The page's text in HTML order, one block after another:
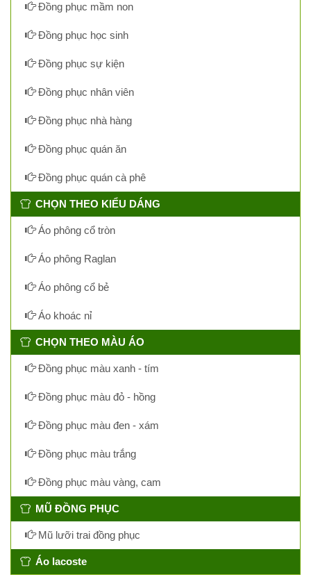
Đồng phục mầm non
Đồng phục học sinh
Đồng phục sự kiện
Đồng phục nhân viên
Đồng phục nhà hàng
Đồng phục quán ăn
Đồng phục quán cà phê
CHỌN THEO KIỂU DÁNG
Áo phông cổ tròn
Áo phông Raglan
Áo phông cổ bẻ
Áo khoác nỉ
CHỌN THEO MÀU ÁO
Đồng phục màu xanh - tím
Đồng phục màu đỏ - hồng
Đồng phục màu đen - xám
Đồng phục màu trắng
Đồng phục màu vàng, cam
MŨ ĐỒNG PHỤC
Mũ lưỡi trai đồng phục
Áo lacoste